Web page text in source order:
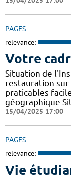
PAGES
relevance:
Votre
Situation de
restauration sur
praticables
géographique
15/04/2025 17:00
PAGES
relevance:
Vie